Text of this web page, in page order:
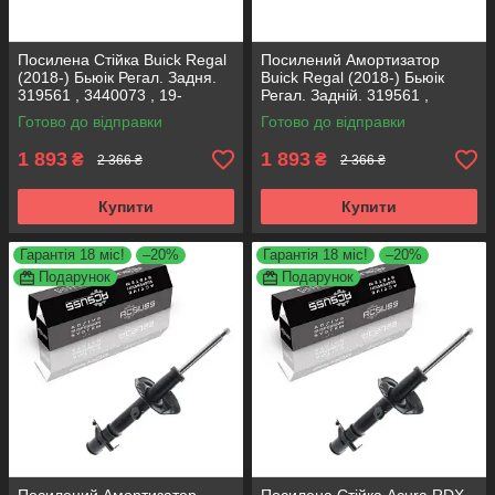
Посилена Стійка Buick Regal
(2018-) Бьюік Регал. Задня.
319561 , 3440073 , 19-
280615. KOREA Аксусс!
Готово до відправки
1 893 ₴ 2 366 ₴
Купити
Посилений Амортизатор
Buick Regal (2018-) Бьюік
Регал. Задній. 319561 ,
3440073 , 19-280615. KOREA
Аксусс!
Готово до відправки
1 893 ₴ 2 366 ₴
Купити
Гарантія 18 міс!
–20%
Подарунок
Гарантія 18 міс!
–20%
Подарунок